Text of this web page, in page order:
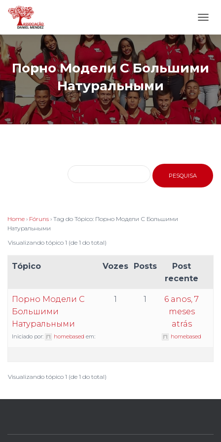
Порно Модели С Большими
Натуральными
Home › Fóruns › Tag do Tópico: Порно Модели С Большими
Натуральными
Visualizando tópico 1 (de 1 do total)
Tópico Vozes Posts
Post
recente
Порно Модели С
Большими
Натуральными
Iniciado por: homebased em:
1 1
6 anos, 7
meses
atrás
homebased
Visualizando tópico 1 (de 1 do total)